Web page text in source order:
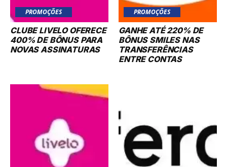
PROMOÇÕES
CLUBE LIVELO OFERECE
400% DE BÔNUS PARA
NOVAS ASSINATURAS
PROMOÇÕES
GANHE ATÉ 220% DE
BÔNUS SMILES NAS
TRANSFERÊNCIAS
ENTRE CONTAS